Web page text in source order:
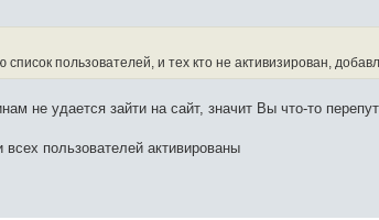
пользователей, и тех кто не активизирован,
не удается зайти на сайт, значит Вы что-то
пользователей активированы